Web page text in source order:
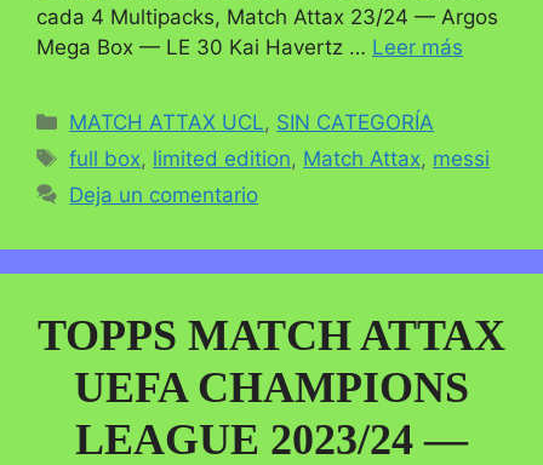
cada 4 Multipacks, Match Attax 23/24 — Argos
Mega Box — LE 30 Kai Havertz … Leer más
Categorías
MATCH ATTAX UCL, SIN CATEGORÍA
Etiquetas
full box, limited edition, Match Attax, messi
Deja un comentario
TOPPS MATCH ATTAX
UEFA CHAMPIONS
LEAGUE 2023/24 —